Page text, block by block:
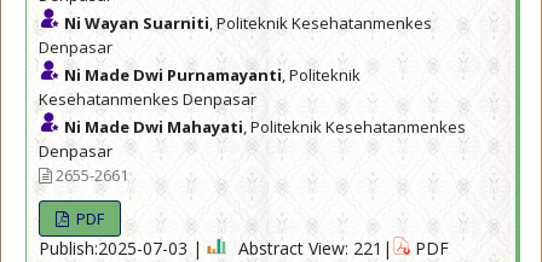
Ni Wayan Suarniti , Politeknik Kesehatanmenkes
Denpasar
Ni Made Dwi Purnamayanti, Politeknik
Kesehatanmenkes Denpasar
Ni Made Dwi Mahayati , Politeknik Kesehatanmenkes
Denpasar
2655-2661
PDF
Publish:2025-07-03 | Abstract View: 221|
PDF